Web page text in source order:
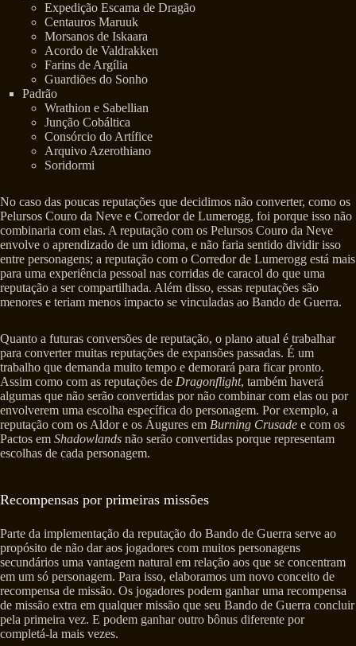
Expedição Escama de Dragão
Centauros Maruuk
Morsanos de Iskaara
Acordo de Valdrakken
Farins de Argília
Guardiões do Sonho
Padrão
Wrathion e Sabellian
Junção Cobáltica
Consórcio do Artífice
Arquivo Azerothiano
Soridormi
No caso das poucas reputações que decidimos não converter, como os
Pelursos Couro da Neve e Corredor de Lumerogg, foi porque isso não
combinaria com elas. A reputação com os Pelursos Couro da Neve
envolve o aprendizado de um idioma, e não faria sentido dividir isso
entre personagens; a reputação com o Corredor de Lumerogg está mais
para uma experiência pessoal nas corridas de caracol do que uma
reputação a ser compartilhada. Além disso, essas reputações são
menores e teriam menos impacto se vinculadas ao Bando de Guerra.
Quanto a futuras conversões de reputação, o plano atual é trabalhar
para converter muitas reputações de expansões passadas. É um
trabalho que demanda muito tempo e demorará para ficar pronto.
Assim como com as reputações de Dragonflight, também haverá
algumas que não serão convertidas por não combinar com elas ou por
envolverem uma escolha específica do personagem. Por exemplo, a
reputação com os Aldor e os Áugures em Burning Crusade e com os
Pactos em Shadowlands não serão convertidas porque representam
escolhas de cada personagem.
Recompensas por primeiras missões
Parte da implementação da reputação do Bando de Guerra serve ao
propósito de não dar aos jogadores com muitos personagens
secundários uma vantagem natural em relação aos que se concentram
em um só personagem. Para isso, elaboramos um novo conceito de
recompensa de missão. Os jogadores podem ganhar uma recompensa
de missão extra em qualquer missão que seu Bando de Guerra concluir
pela primeira vez. E podem ganhar outro bônus diferente por
completá-la mais vezes.